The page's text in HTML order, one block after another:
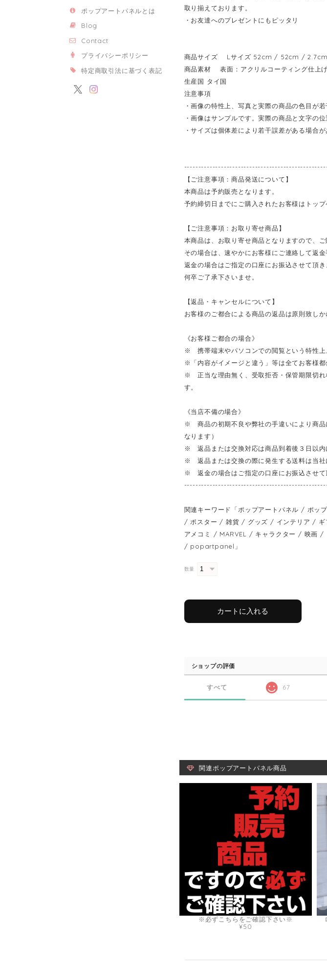
ポップアートパネルとは
Blog
Contact
プライバシーポリシー
特定商取引法に基づく表記
取り揃えております。
・お友達へのプレゼントにもピッタリ
商品サイズ Lサイズ 52cm / 52cm / 2.7cm
商品素材 表面：アクリルコーティング仕上
生産国 タイ国
注意事項
・画像の特性上、写真と実際の商品の色目が
・画像はサンプルです。実際の商品と文字の
・サイズは個体差により若干誤差がある場合
【ご注意事項：商品発送について】
本商品は予約販売となります。
予約締切日までにご購入されたお客様はトッ
【ご注意事項：お取り寄せ商品】
本商品は、お取り寄せ商品となりますので、
その場合は、速やかにお客様にご連絡して返金
返金の場合はご指定の口座にお振込させて頂き
何卒ご了承下さいませ。
【返品・キャンセルについて】
お客様のご都合による商品の返品は原則致し
《お客様ご都合の場合》
※ 携帯端末やパソコンでの閲覧という特性上
※「内容がイメージと違う」等は全てお客様
※ 正当な理由無く、受取拒否・保管期限切れ
す。
《当店不備の場合》
※ 商品の初期不良や弊社の手違いにより商品
なります）
※ 返品または交換対応は商品到着後３日以内
※ 返品または交換の際に発生する送料は当社
※ 返金の場合はご指定の口座にお振込させて
関連キーワード「ポップアートパネル / ポ
/ ポスター / 雑貨 / グッズ / インテリア /
アメコミ / MARVEL / キャラクター / 映
/ popartpanel」
数量
カートに入れる
ショップの評価
すべて 67
関連ポップアートパネル商品
※必ずこちらをご確認下さい※
¥50